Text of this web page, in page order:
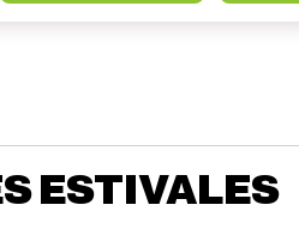
ESTIVALES